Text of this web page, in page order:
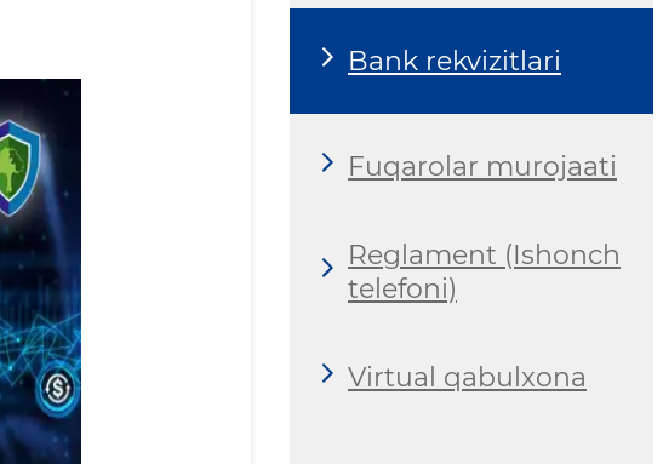
Bank rekvizitlari
Fuqarolar murojaati
Reglament (Ishonch
telefoni)
Virtual qabulxona